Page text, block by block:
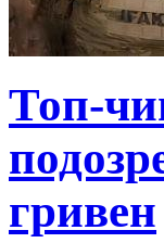
Топ-
гривен